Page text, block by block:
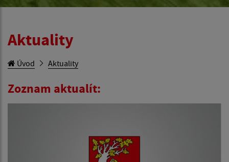
Aktuality
Úvod Aktuality
Zoznam aktualít: